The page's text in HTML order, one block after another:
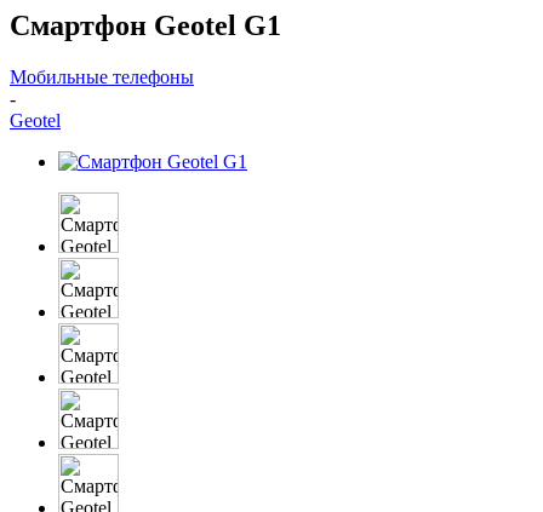
Смартфон Geotel G1
Мобильные телефоны
-
Geotel